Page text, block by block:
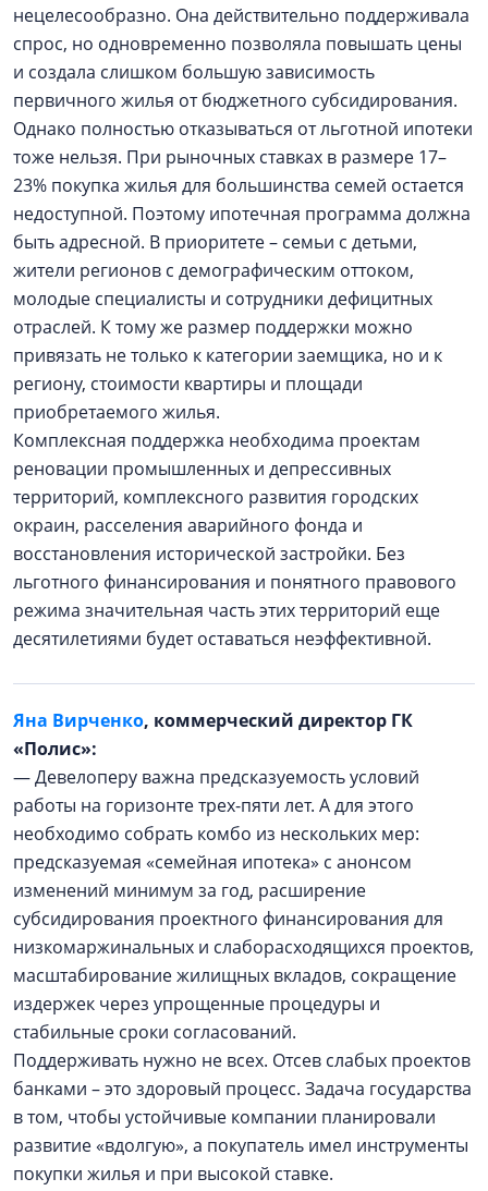
нецелесообразно. Она действительно поддерживала
спрос, но одновременно позволяла повышать цены
и создала слишком большую зависимость
первичного жилья от бюджетного субсидирования.
Однако полностью отказываться от льготной ипотеки
тоже нельзя. При рыночных ставках в размере 17–
23% покупка жилья для большинства семей остается
недоступной. Поэтому ипотечная программа должна
быть адресной. В приоритете – семьи с детьми,
жители регионов с демографическим оттоком,
молодые специалисты и сотрудники дефицитных
отраслей. К тому же размер поддержки можно
привязать не только к категории заемщика, но и к
региону, стоимости квартиры и площади
приобретаемого жилья.
Комплексная поддержка необходима проектам
реновации промышленных и депрессивных
территорий, комплексного развития городских
окраин, расселения аварийного фонда и
восстановления исторической застройки. Без
льготного финансирования и понятного правового
режима значительная часть этих территорий еще
десятилетиями будет оставаться неэффективной.
Яна Вирченко, коммерческий директор ГК
«Полис»:
— Девелоперу важна предсказуемость условий
работы на горизонте трех-пяти лет. А для этого
необходимо собрать комбо из нескольких мер:
предсказуемая «семейная ипотека» с анонсом
изменений минимум за год, расширение
субсидирования проектного финансирования для
низкомаржинальных и слаборасходящихся проектов,
масштабирование жилищных вкладов, сокращение
издержек через упрощенные процедуры и
стабильные сроки согласований.
Поддерживать нужно не всех. Отсев слабых проектов
банками – это здоровый процесс. Задача государства
в том, чтобы устойчивые компании планировали
развитие «вдолгую», а покупатель имел инструменты
покупки жилья и при высокой ставке.